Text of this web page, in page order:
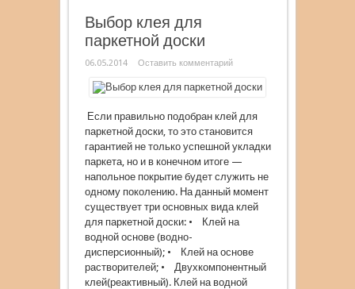
Выбор клея для
паркетной доски
06.05.2014 Оставить комментарий
Если правильно подобран клей для
паркетной доски, то это становится
гарантией не только успешной укладки
паркета, но и в конечном итоге —
напольное покрытие будет служить не
одному поколению. На данный момент
существует три основных вида клей
для паркетной доски: • Клей на
водной основе (водно-
дисперсионный); • Клей на основе
растворителей; • Двухкомпонентный
клей(реактивный). Клей на водной